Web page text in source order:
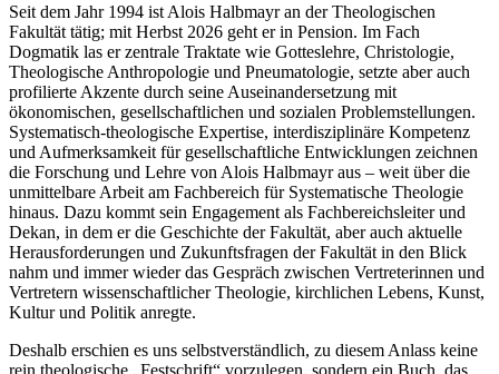
Seit dem Jahr 1994 ist Alois Halbmayr an der Theologischen
Fakultät tätig; mit Herbst 2026 geht er in Pension. Im Fach
Dogmatik las er zentrale Traktate wie Gotteslehre, Christologie,
Theologische Anthropologie und Pneumatologie, setzte aber auch
profilierte Akzente durch seine Auseinandersetzung mit
ökonomischen, gesellschaftlichen und sozialen Problemstellungen.
Systematisch-theologische Expertise, interdisziplinäre Kompetenz
und Aufmerksamkeit für gesellschaftliche Entwicklungen zeichnen
die Forschung und Lehre von Alois Halbmayr aus – weit über die
unmittelbare Arbeit am Fachbereich für Systematische Theologie
hinaus. Dazu kommt sein Engagement als Fachbereichsleiter und
Dekan, in dem er die Geschichte der Fakultät, aber auch aktuelle
Herausforderungen und Zukunftsfragen der Fakultät in den Blick
nahm und immer wieder das Gespräch zwischen Vertreterinnen und
Vertretern wissenschaftlicher Theologie, kirchlichen Lebens, Kunst,
Kultur und Politik anregte.
Deshalb erschien es uns selbstverständlich, zu diesem Anlass keine
rein theologische „Festschrift“ vorzulegen, sondern ein Buch, das